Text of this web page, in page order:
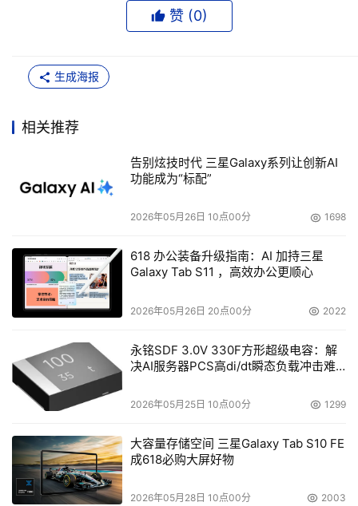
是其今年的重要工作。要想得到艾讯的服务及产品信息，请
致电021-54963090*T专员或Email:
以呈现各项信息。
本文来源于DOIT传媒，文章内容仅供参考，不构成投资建议。
赞 (0)
生成海报
相关推荐
告别炫技时代 三星Galaxy系列让创新AI
功能成为“标配”
2026年05月26日 10点00分 1698
618 办公装备升级指南：AI 加持三星
Galaxy Tab S11 ，高效办公更顺心
2026年05月26日 20点00分 2022
永铭SDF 3.0V 330F方形超级电容：解
决AI服务器PCS高di/dt瞬态负载冲击难
2026年05月25日 10点00分 1299
大容量存储空间 三星Galaxy Tab S10 FE
成618必购大屏好物
2026年05月28日 10点00分 2003